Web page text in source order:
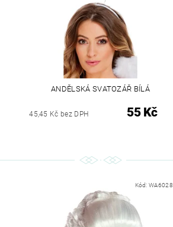
ANDĚLSKÁ SVATOZÁŘ BÍLÁ
45,45 Kč bez DPH 55 Kč
Kód:WA6028